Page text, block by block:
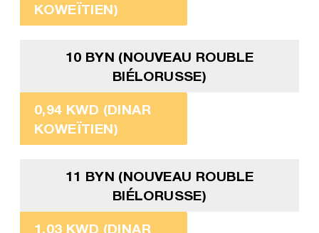
KOWEÏTIEN)
10 BYN (NOUVEAU ROUBLE
BIÉLORUSSE)
0,94 KWD (DINAR
KOWEÏTIEN)
11 BYN (NOUVEAU ROUBLE
BIÉLORUSSE)
1,03 KWD (DINAR